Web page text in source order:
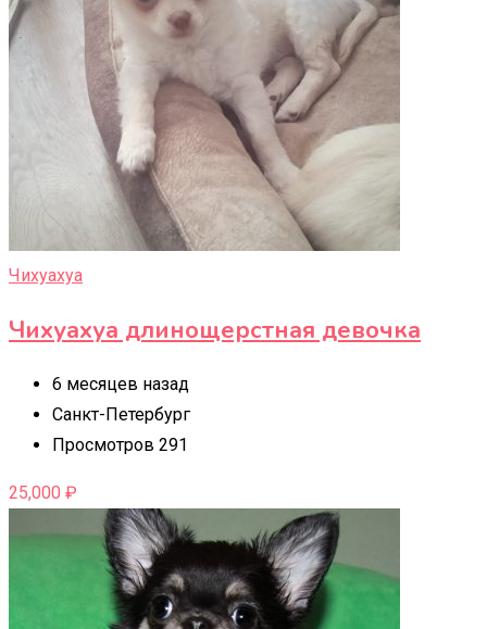
Чихуахуа
Чихуахуа длинощерстная девочка
6 месяцев назад
Санкт-Петербург
Просмотров 291
25,000 ₽